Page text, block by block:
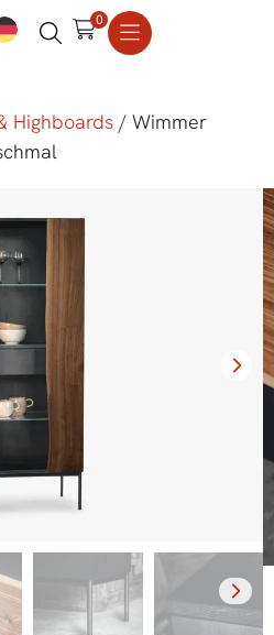
0
Highboards / Wimmer